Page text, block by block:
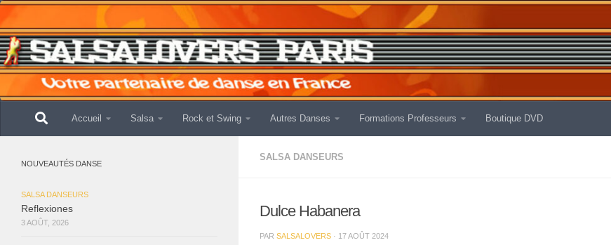
Accueil Salsa Rock et Swing Autres Danses Formations Professeurs Boutique DVD
SALSA DANSEURS
Dulce Habanera
PAR SALSALOVERS · 17 AOÛT 2024
NOUVEAUTÉS DANSE
SALSA DANSEURS
Reflexiones
3 AOÛT, 2026